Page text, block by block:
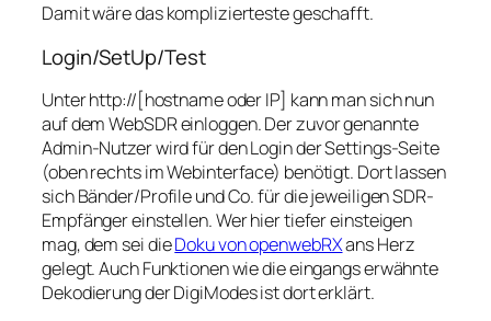
Damit wäre das komplizierteste geschafft.
Login/SetUp/Test
Unter http://[hostname oder IP] kann man sich nun
auf dem WebSDR einloggen. Der zuvor genannte
Admin-Nutzer wird für den Login der Settings-Seite
(oben rechts im Webinterface) benötigt. Dort lassen
sich Bänder/Profile und Co. für die jeweiligen SDR-
Empfänger einstellen. Wer hier tiefer einsteigen
mag, dem sei dieDoku von openwebRXans Herz
gelegt. Auch Funktionen wie die eingangs erwähnte
Dekodierung der DigiModes ist dort erklärt.